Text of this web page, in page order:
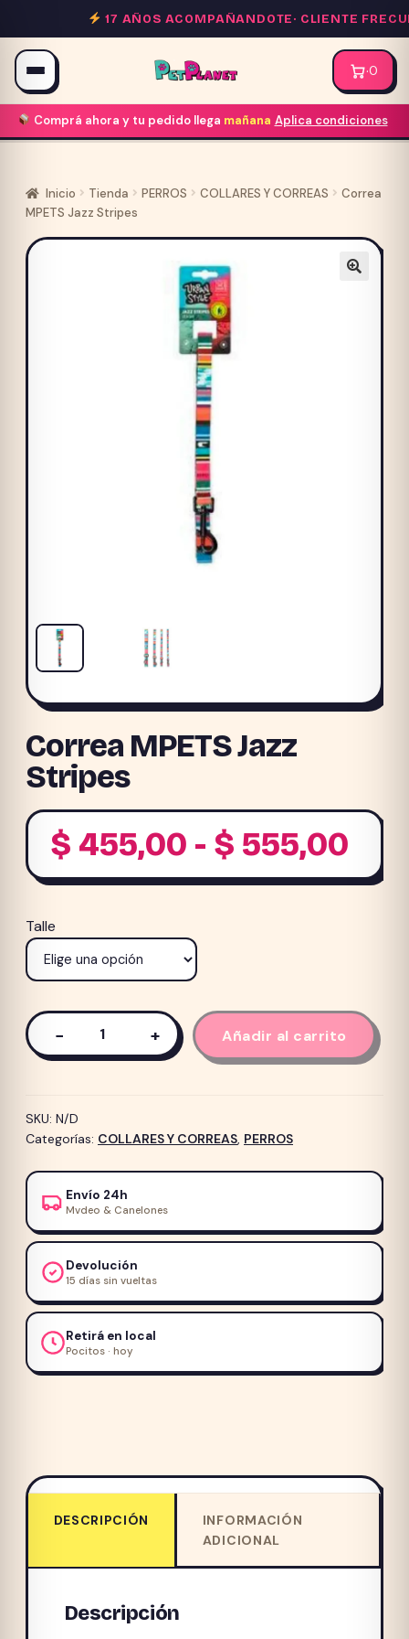
al
contenido
17 AÑOS ACOMPAÑANDOTE·CLIENTE
·0
Comprá ahora y tu pedido llega mañana Aplica condiciones
Inicio Tienda PERROS COLLARES Y CORREAS
Correa
MPETS Jazz Stripes
Correa MPETS Jazz
Stripes
$ 455,00 - $ 555,00
de
$
Talle
Correa
MPETS
Stripes
cantidad
− + Añadir al carrito
SKU: N/D
Categorías: COLLARES Y CORREAS, PERROS
Envío 24h
Mvdeo & Canelones
Devolución
15 días sin vueltas
Retirá en local
Pocitos · hoy
DESCRIPCIÓN
INFORMACIÓN
ADICIONAL
Descripción